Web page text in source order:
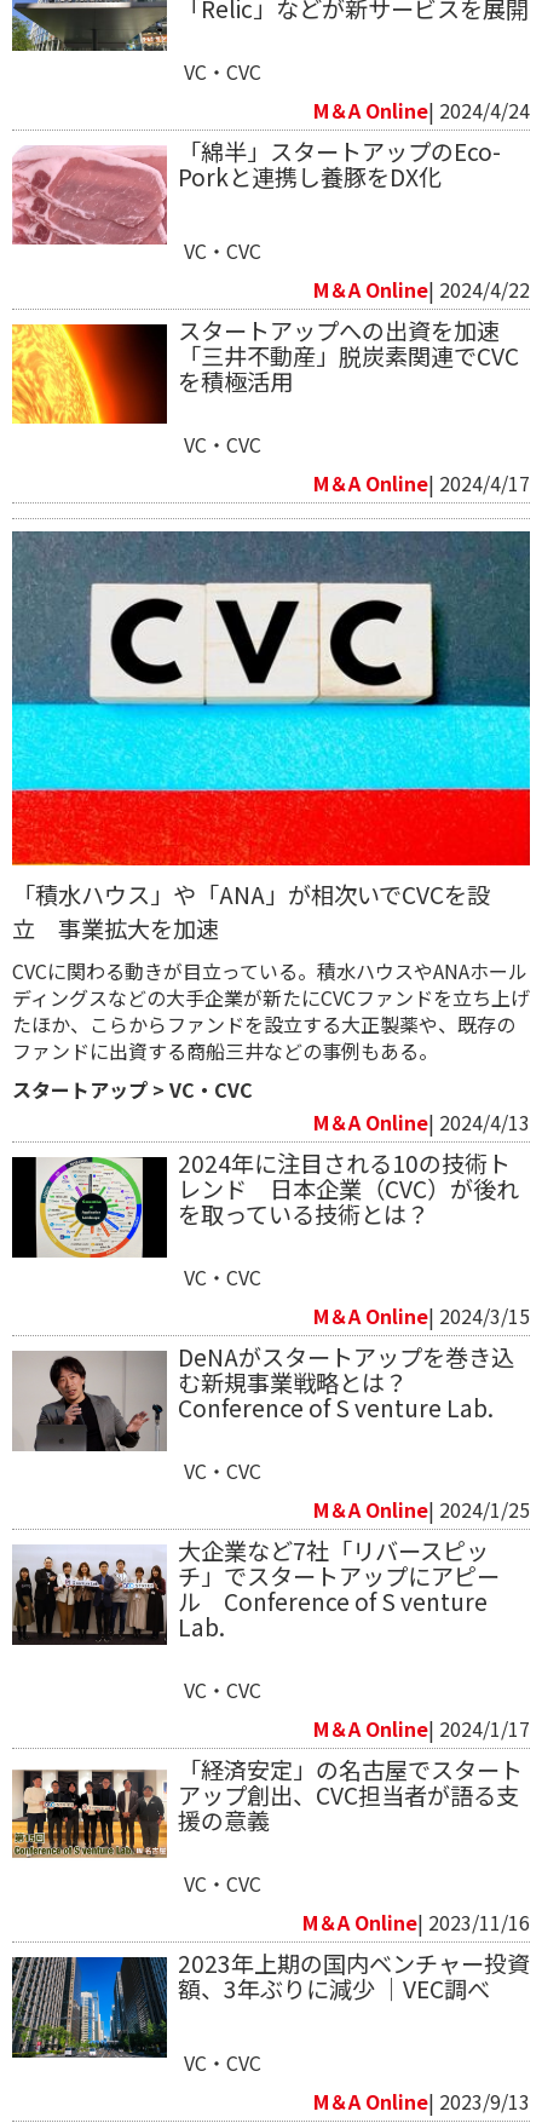
「Relic」などが新サービスを展開
VC・CVC
M＆A Online| 2024/4/24
「綿半」スタートアップのEco-
Porkと連携し養豚をDX化
VC・CVC
M＆A Online| 2024/4/22
スタートアップへの出資を加速
「三井不動産」脱炭素関連でCVC
を積極活用
VC・CVC
M＆A Online| 2024/4/17
「積水ハウス」や「ANA」が相次いでCVCを設
立 事業拡大を加速
CVCに関わる動きが目立っている。積水ハウスやANAホール
ディングスなどの大手企業が新たにCVCファンドを立ち上げ
たほか、こらからファンドを設立する大正製薬や、既存の
ファンドに出資する商船三井などの事例もある。
スタートアップ > VC・CVC
M＆A Online| 2024/4/13
2024年に注目される10の技術ト
レンド 日本企業（CVC）が後れ
を取っている技術とは？
VC・CVC
M＆A Online| 2024/3/15
DeNAがスタートアップを巻き込
む新規事業戦略とは？
Conference of S venture Lab.
VC・CVC
M＆A Online| 2024/1/25
大企業など7社「リバースピッ
チ」でスタートアップにアピー
ル Conference of S venture
Lab.
VC・CVC
M＆A Online| 2024/1/17
「経済安定」の名古屋でスタート
アップ創出、CVC担当者が語る支
援の意義
VC・CVC
M＆A Online| 2023/11/16
2023年上期の国内ベンチャー投資
額、3年ぶりに減少 ｜VEC調べ
VC・CVC
M＆A Online| 2023/9/13